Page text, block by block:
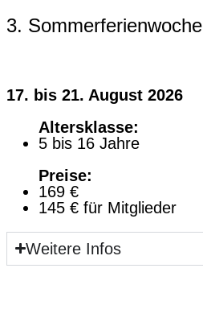
3. Sommerferienwoche
17. bis 21. August 2026
Altersklasse:
5 bis 16 Jahre
Preise:
169 €
145 € für Mitglieder
Weitere Infos